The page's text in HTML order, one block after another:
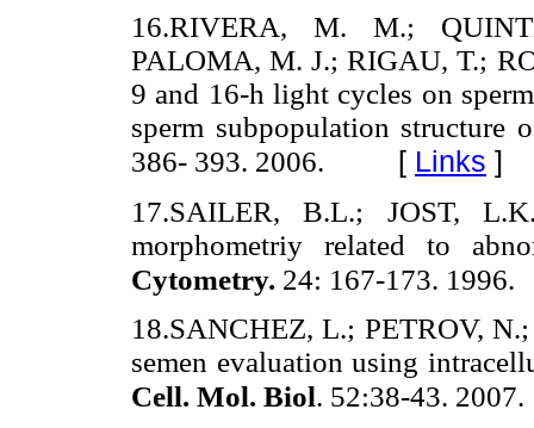
16.RIVERA, M. M.;
PALOMA, M. J.; RIGAU, T.;
9 and 16-h light cycles on
sperm subpopulation structure
386- 393. 2006.
[ Links ]
17.SAILER, B.L.; JOST,
morphometriy related to
Cytometry. 24: 167-173. 1996.
18.SANCHEZ, L.; PETROV,
semen evaluation using
Cell. Mol. Biol. 52:38-43. 2007.